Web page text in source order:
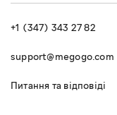
+1 (347) 343 27 82
support@megogo.com
Питання та відповіді